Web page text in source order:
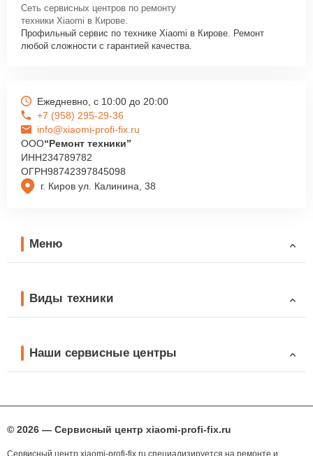
Сеть сервисных центров по ремонту
техники Xiaomi в Кирове.
Профильный сервис по технике Xiaomi в Кирове. Ремонт
любой сложности с гарантией качества.
г. Киров ул. Калинина, 38
Ежедневно, с 10:00 до 20:00
+7 (958) 295-29-36
info@xiaomi-profi-fix.ru
ООО“Ремонт техники”
ИНН234789782
ОГРН98742397845098
Меню
Виды техники
Наши сервисные центры
© 2026 — Сервисный центр xiaomi-profi-fix.ru
Сервисный центр xiaomi-profi-fix.ru специализируется на ремонте и